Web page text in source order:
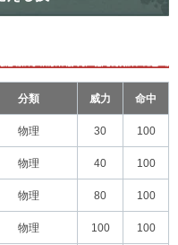
分類 威力 命中
物理 30 100
物理 40 100
物理 80 100
物理 100 100